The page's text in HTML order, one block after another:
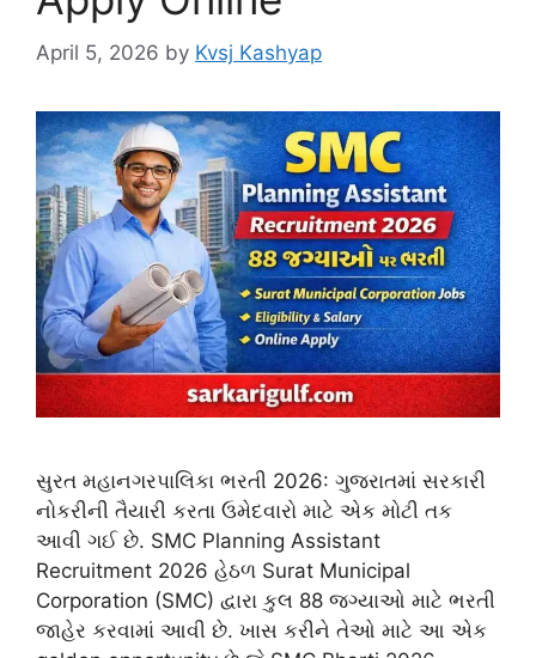
April 5, 2026 by Kvsj Kashyap
સુરત મહાનગરપાલિકા ભરતી 2026: ગુજરાતમાં સરકારી
નોકરીની તૈયારી કરતા ઉમેદવારો માટે એક મોટી તક
આવી ગઈ છે. SMC Planning Assistant
Recruitment 2026 હેઠળ Surat Municipal
Corporation (SMC) દ્વારા કુલ 88 જગ્યાઓ માટે ભરતી
જાહેર કરવામાં આવી છે. ખાસ કરીને તેઓ માટે આ એક